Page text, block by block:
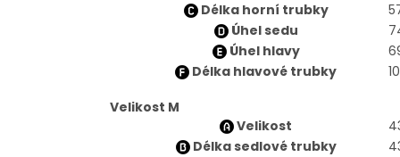
Délka horní trubky
Úhel sedu
Úhel hlavy
Délka hlavové trubky
Velikost M
Velikost
Délka sedlové trubky